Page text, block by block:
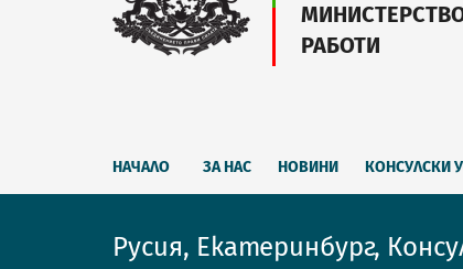
РАБОТИ
НАЧАЛО ЗА НАС НОВИНИ КОНСУЛСКИ
Русия, Екатеринбург,